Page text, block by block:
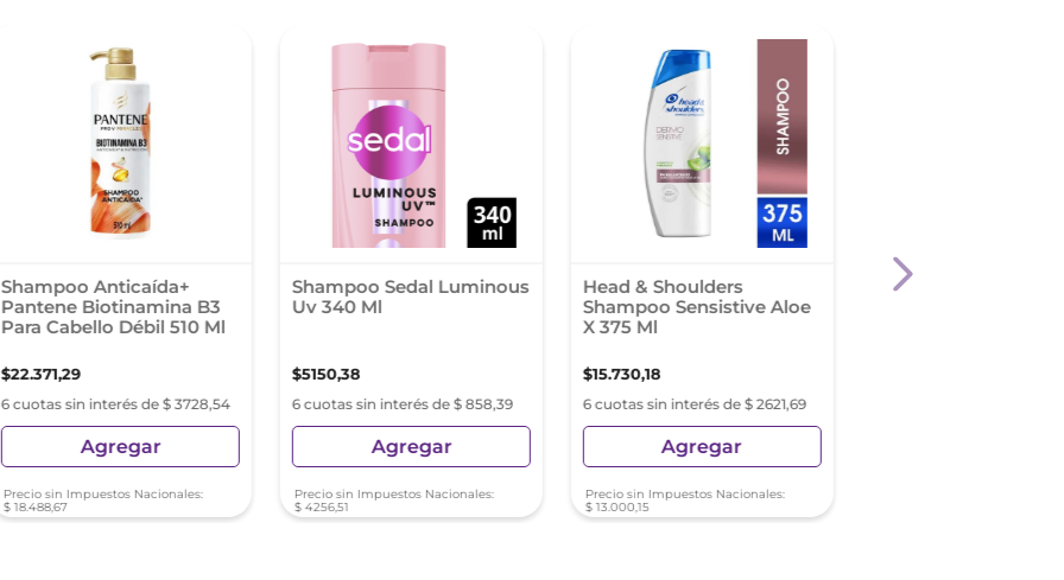
Shampoo Anticaída+
Pantene Biotinamina B3
Para Cabello Débil 510 Ml
$22.371,29
6 cuotas sin interés de $ 3728,54
Agregar
Precio sin Impuestos Nacionales:
$ 18.488,67
Shampoo Sedal Luminous
Uv 340 Ml
$5150,38
6 cuotas sin interés de $ 858,39
Agregar
Precio sin Impuestos Nacionales:
$ 4256,51
Head & Shoulders
Shampoo Sensistive Aloe
X 375 Ml
$15.730,18
6 cuotas sin interés de $ 2621,69
Agregar
Precio sin Impuestos Nacionales:
$ 13.000,15
Shampoo Fructis